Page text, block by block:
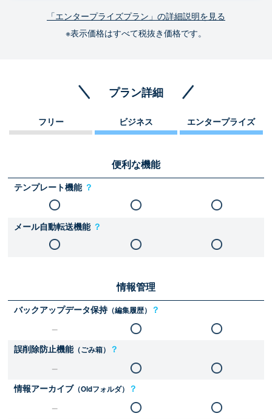
「エンタープライズプラン」の詳細説明を見る
※表示価格はすべて税抜き価格です。
プラン詳細
フリー ビジネス エンタープライズ
便利な機能
テンプレート機能 ？
メール自動転送機能 ？
情報管理
バックアップデータ保持（編集履歴） ？
誤削除防止機能（ごみ箱） ？
情報アーカイブ（Oldフォルダ） ？